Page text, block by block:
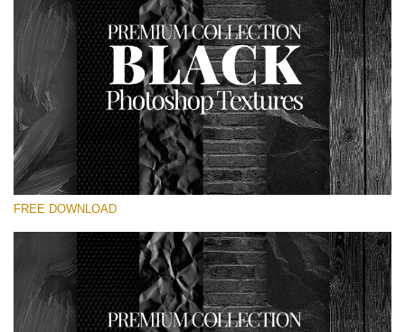
Si prega di Selezionare
Small 800*533px
Black Textures
(30 Textures)
FREE DOWNLOAD